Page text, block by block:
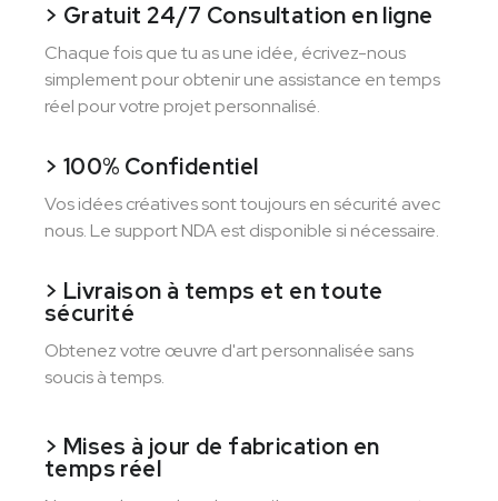
> Gratuit 24/7 Consultation en ligne
Chaque fois que tu as une idée, écrivez-nous
simplement pour obtenir une assistance en temps
réel pour votre projet personnalisé.
> 100% Confidentiel
Vos idées créatives sont toujours en sécurité avec
nous. Le support NDA est disponible si nécessaire.
> Livraison à temps et en toute
sécurité
Obtenez votre œuvre d'art personnalisée sans
soucis à temps.
> Mises à jour de fabrication en
temps réel